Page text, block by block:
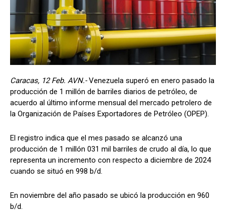
Caracas, 12 Feb. AVN.-Venezuela superó en enero pasado la
producción de 1 millón de barriles diarios de petróleo, de
acuerdo al último informe mensual del mercado petrolero de
la Organización de Países Exportadores de Petróleo (OPEP).
El registro indica que el mes pasado se alcanzó una
producción de 1 millón 031 mil barriles de crudo al día, lo que
representa un incremento con respecto a diciembre de 2024
cuando se situó en 998 b/d.
En noviembre del año pasado se ubicó la producción en 960
b/d.